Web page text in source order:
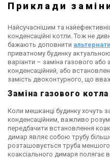
Приклади
Найсучаснішим та
конденсаційні котли. Тож не
бажають доповнити
приватному будинку
варіанти – заміна газового
конденсаційний, або
замість двоконтурного, що
Заміна газового
Коли мешканці будинку хочуть
конденсаційним, важливо
передбачити встановлення
димар являє собою трубу
розташовується труба
коаксіального димаря полягає